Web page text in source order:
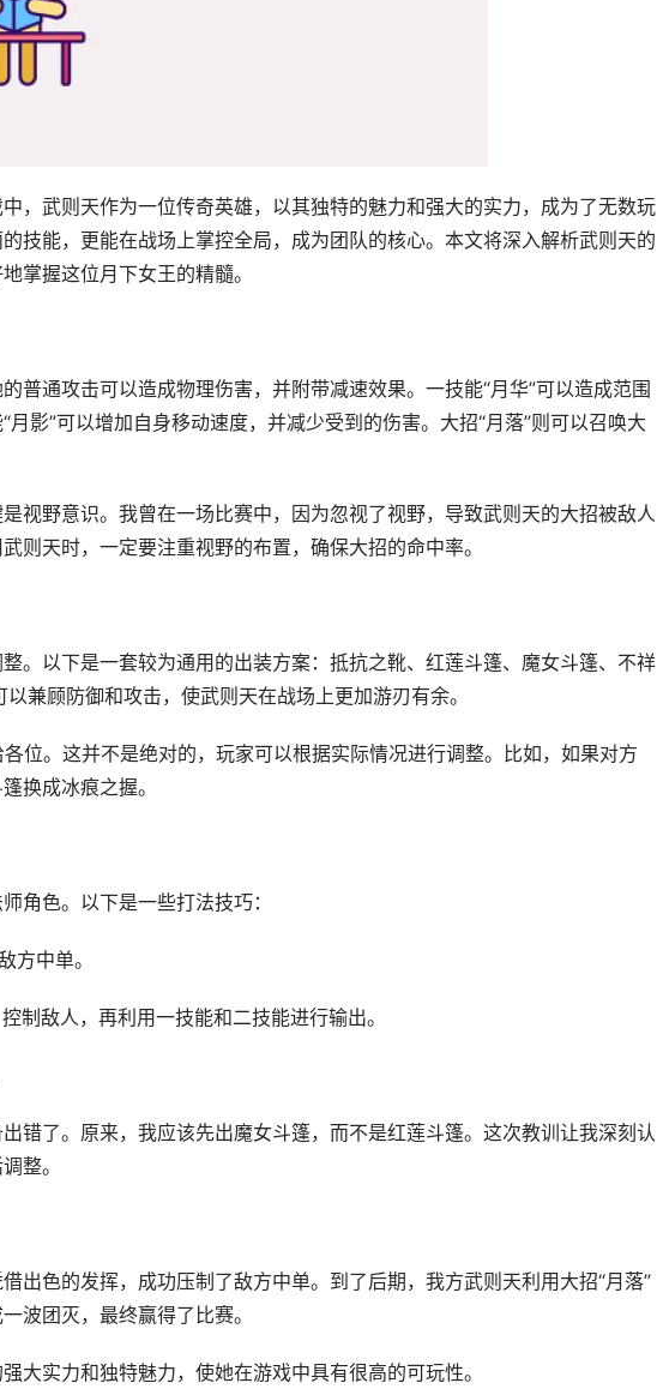
，武则天作为一位传奇英雄，以其独特的魅力和强大的实力，成为了无数玩
技能，更能在战场上掌控全局，成为团队的核心。本文将深入解析武则天的
掌握这位月下女王的精髓。
普通攻击可以造成物理伤害，并附带减速效果。一技能“月华”可以造成范围
影”可以增加自身移动速度，并减少受到的伤害。大招“月落”则可以召唤大
视野意识。我曾在一场比赛中，因为忽视了视野，导致武则天的大招被敌人
则天时，一定要注重视野的布置，确保大招的命中率。
。以下是一套较为通用的出装方案：抵抗之靴、红莲斗篷、魔女斗篷、不祥
兼顾防御和攻击，使武则天在战场上更加游刃有余。
位。这并不是绝对的，玩家可以根据实际情况进行调整。比如，如果对方
换成冰痕之握。
角色。以下是一些打法技巧：
方中单。
制敌人，再利用一技能和二技能进行输出。
错了。原来，我应该先出魔女斗篷，而不是红莲斗篷。这次教训让我深刻认
整。
出色的发挥，成功压制了敌方中单。到了后期，我方武则天利用大招“月落”
波团灭，最终赢得了比赛。
大实力和独特魅力，使她在游戏中具有很高的可玩性。